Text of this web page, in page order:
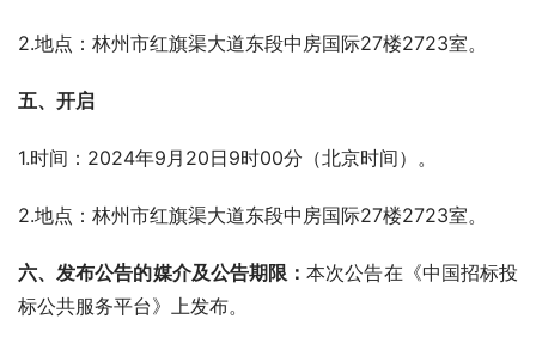
2.地点：林州市红旗渠大道东段中房国际27楼2723室。
五、 开启
1.时间：2024年9月20日9时00分（北京时间）。
2.地点：林州市红旗渠大道东段中房国际27楼2723室。
六、发布公告的媒介及公告期限：本次公告在《中国招标投
标公共服务平台》上发布。